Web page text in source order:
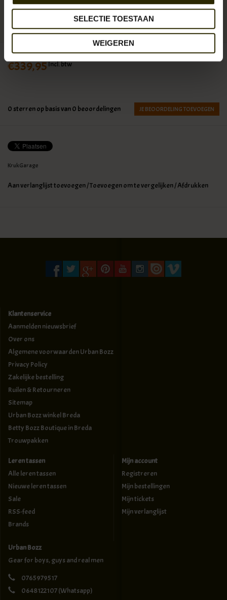
SELECTIE TOESTAAN
WEIGEREN
Levertijd:
Uitverkocht!
UB-KG-ArmyC-2128
Beschikbaarheid:
Reserveer nu! Momenteel niet op voorraad
€339,95Incl. btw
JE BEOORDELING TOEVOEGEN
0 sterren op basis van0 beoordelingen
KrukGarage
Aan verlanglijst toevoegen/Toevoegen om te vergelijken/Afdrukken
Klantenservice
Aanmelden nieuwsbrief
Over ons
Algemene voorwaarden Urban Bozz
Privacy Policy
Zakelijke bestelling
Ruilen & Retourneren
Sitemap
Urban Bozz winkel Breda
Betty Bozz Boutique in Breda
Trouwpakken
Leren tassen
Alle leren tassen
Nieuwe leren tassen
Sale
RSS-feed
Brands
Mijn account
Registreren
Mijn bestellingen
Mijn tickets
Mijn verlanglijst
Urban Bozz
Gear for boys, guys and real men
0765979517
0648122107(Whatsapp)